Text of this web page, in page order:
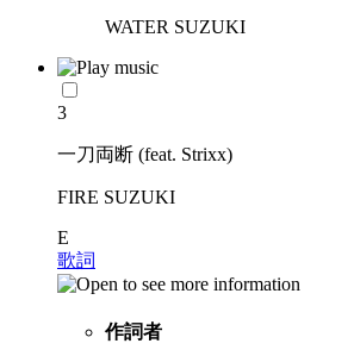
WATER SUZUKI
3
一刀両断 (feat. Strixx)
FIRE SUZUKI
E
歌詞
作詞者